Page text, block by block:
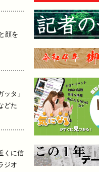
顔を
タ」
どた
くに信
ジオ